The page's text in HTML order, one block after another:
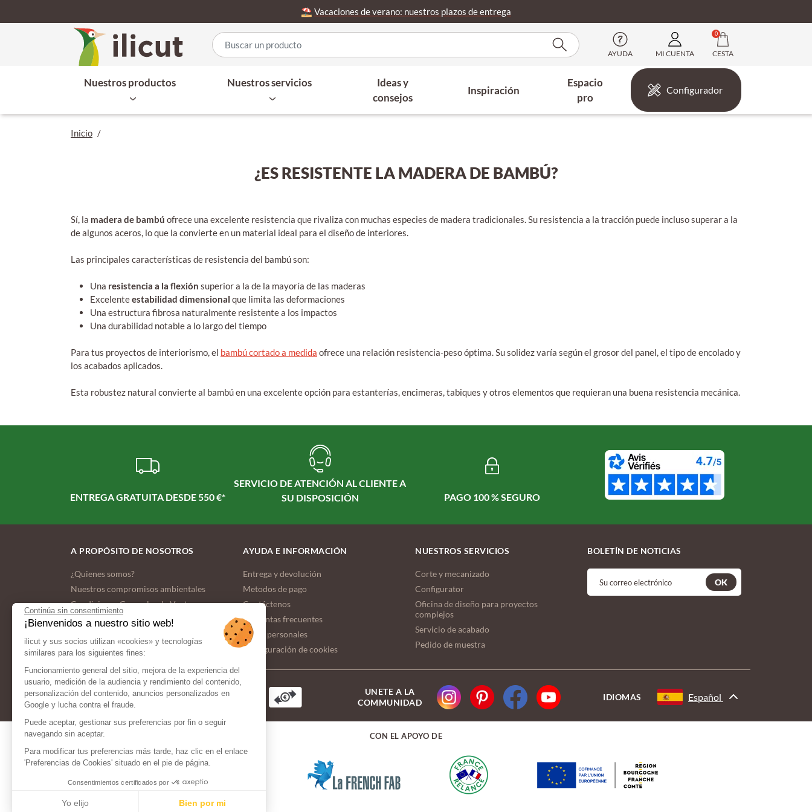
Continúa sin consentimiento
¡Bienvenidos a nuestro sitio web!
ilicut y sus socios utilizan «cookies» y tecnologías
similares para los siguientes fines:
Funcionamiento general del sitio, mejora de la experiencia del
usuario, medición de la audiencia y rendimiento del contenido,
personalización del contenido, anuncios personalizados en
Google y lucha contra el fraude.
Puede aceptar, gestionar sus preferencias por fin o seguir
navegando sin aceptar.
Para modificar tus preferencias más tarde, haz clic en el enlace
'Preferencias de Cookies' situado en el pie de página.
Consentimientos certificados por
Yo elijo Bien por mi
⛱️ Vacaciones de verano: nuestros plazos de entrega
AYUDA MI CUENTA
0
CESTA
Nuestros productos Nuestros servicios
Ideas y
consejos
Inspiración
Espacio
pro
Configurador
Inicio /
¿ES RESISTENTE LA MADERA DE BAMBÚ?
Sí, la madera de bambú ofrece una excelente resistencia que rivaliza con muchas especies de madera tradicionales. Su resistencia a la tracción puede incluso superar a la
de algunos aceros, lo que la convierte en un material ideal para el diseño de interiores.
Las principales características de resistencia del bambú son:
Una resistencia a la flexión superior a la de la mayoría de las maderas
Excelenteestabilidad dimensional que limita las deformaciones
Una estructura fibrosa naturalmente resistente a los impactos
Una durabilidad notable a lo largo del tiempo
Para tus proyectos de interiorismo, el bambú cortado a medida ofrece una relación resistencia-peso óptima. Su solidez varía según el grosor del panel, el tipo de encolado y
los acabados aplicados.
Esta robustez natural convierte al bambú en una excelente opción para estanterías, encimeras, tabiques y otros elementos que requieran una buena resistencia mecánica.
ENTREGA GRATUITA DESDE 550 €*
SERVICIO DE ATENCIÓN AL CLIENTE A
SU DISPOSICIÓN
PAGO 100 % SEGURO
A PROPÓSITO DE NOSOTROS
¿Quienes somos?
Nuestros compromisos ambientales
Condiciones Generales de Venta
AYUDA E INFORMACIÓN
Entrega y devolución
Metodos de pago
Contáctenos
Preguntas frecuentes
Datos personales
Configuración de cookies
NUESTROS SERVICIOS
Corte y mecanizado
Configurator
Oficina de diseño para proyectos
complejos
Servicio de acabado
Pedido de muestra
BOLETÍN DE NOTICIAS
OK
FORMAS DE
PAGO
UNETE A LA
COMMUNIDAD
IDIOMAS Español
CON EL APOYO DE